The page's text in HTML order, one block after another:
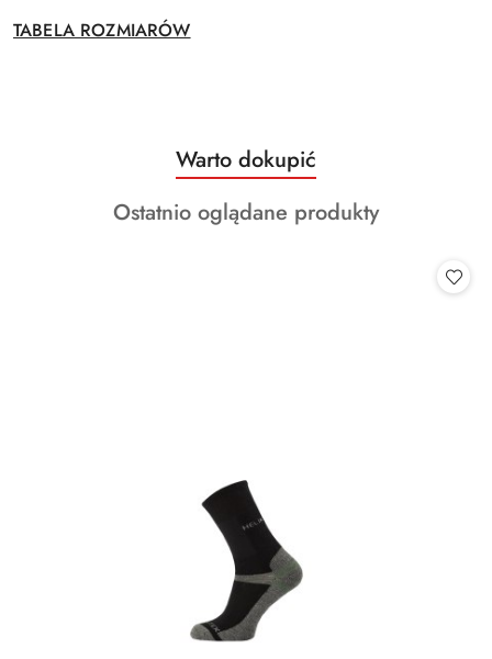
TABELA ROZMIARÓW
Pomiń karuzelę produktów
Produkty
o
statusie:
Warto dokupić
Produkty
Ostatnio oglądane produkty